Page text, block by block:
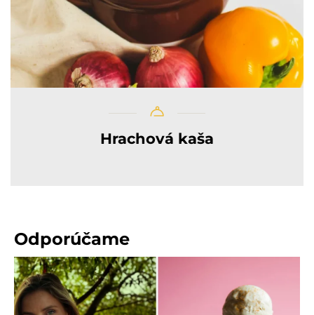
Hrachová kaša
Odporúčame